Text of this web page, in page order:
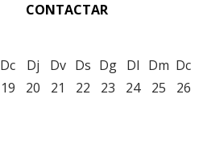
CONTACTAR
Dc
19
Dj
20
Dv
21
Ds
22
Dg
23
Dl
24
Dm
25
Dc
26